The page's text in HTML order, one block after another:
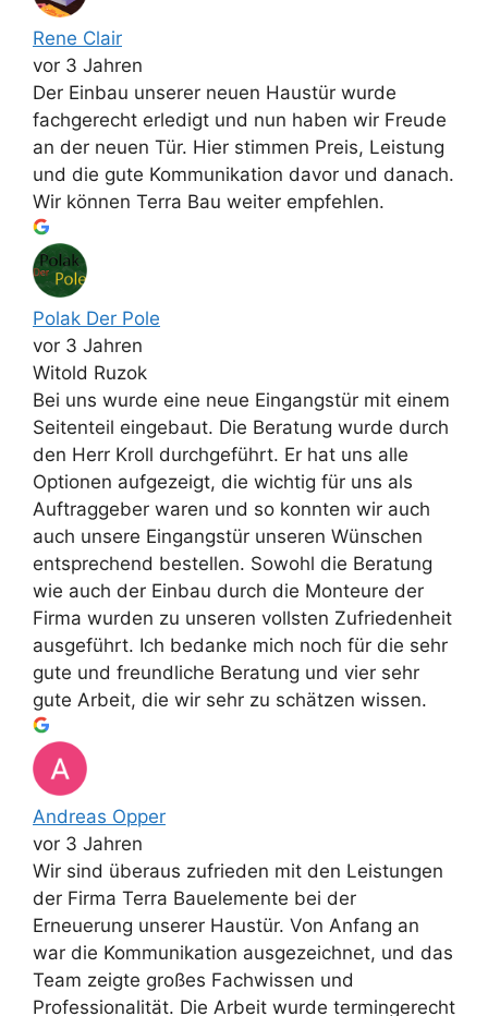
Rene Clair
vor 3 Jahren
Der Einbau unserer neuen Haustür wurde
fachgerecht erledigt und nun haben wir Freude
an der neuen Tür. Hier stimmen Preis, Leistung
und die gute Kommunikation davor und danach.
Wir können Terra Bau weiter empfehlen.
Polak Der Pole
vor 3 Jahren
Witold Ruzok
Bei uns wurde eine neue Eingangstür mit einem
Seitenteil eingebaut. Die Beratung wurde durch
den Herr Kroll durchgeführt. Er hat uns alle
Optionen aufgezeigt, die wichtig für uns als
Auftraggeber waren und so konnten wir auch
auch unsere Eingangstür unseren Wünschen
entsprechend bestellen. Sowohl die Beratung
wie auch der Einbau durch die Monteure der
Firma wurden zu unseren vollsten Zufriedenheit
ausgeführt. Ich bedanke mich noch für die sehr
gute und freundliche Beratung und vier sehr
gute Arbeit, die wir sehr zu schätzen wissen.
Andreas Opper
vor 3 Jahren
Wir sind überaus zufrieden mit den Leistungen
der Firma Terra Bauelemente bei der
Erneuerung unserer Haustür. Von Anfang an
war die Kommunikation ausgezeichnet, und das
Team zeigte großes Fachwissen und
Professionalität. Die Arbeit wurde termingerecht